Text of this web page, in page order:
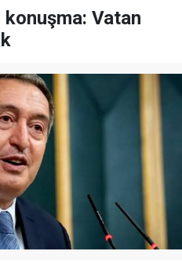
konuşma: Vatan